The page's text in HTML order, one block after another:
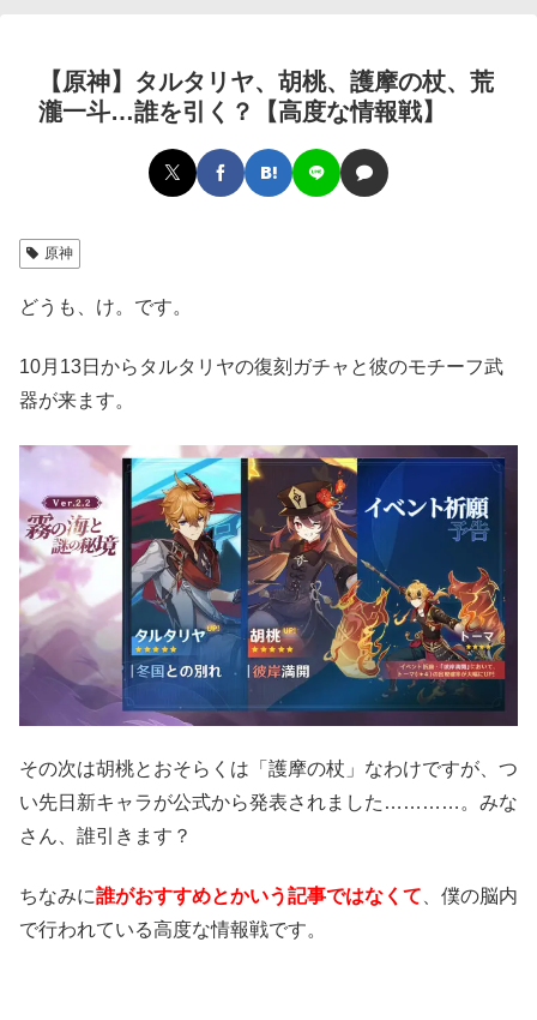
【原神】タルタリヤ、胡桃、護摩の杖、荒
瀧一斗…誰を引く？【高度な情報戦】
原神
どうも、け。です。
10月13日からタルタリヤの復刻ガチャと彼のモチーフ武
器が来ます。
その次は胡桃とおそらくは「護摩の杖」なわけですが、つ
い先日新キャラが公式から発表されました…………。みな
さん、誰引きます？
ちなみに誰がおすすめとかいう記事ではなくて、僕の脳内
で行われている高度な情報戦です。